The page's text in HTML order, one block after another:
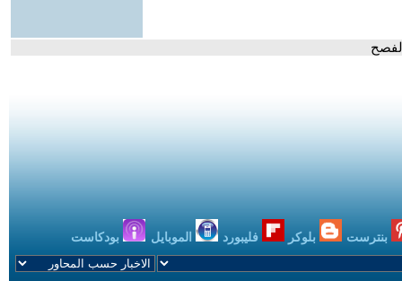
بنترست بلوكر فليبورد الموبايل بودكاست